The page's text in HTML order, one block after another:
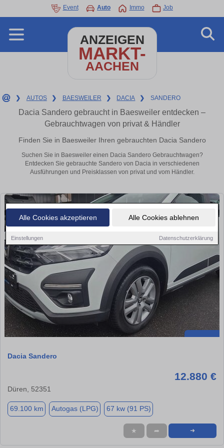
Alle Cookies akzeptieren Alle Cookies ablehnen
Einstellungen Datenschutzerklärung
Event Auto Immo Job
ANZEIGEN
MARKT-
AACHEN
❯ AUTOS ❯ BAESWEILER ❯ DACIA ❯ SANDERO
Dacia Sandero gebraucht in Baesweiler entdecken –
Gebrauchtwagen von privat & Händler
Finden Sie in Baesweiler Ihren gebrauchten Dacia Sandero
Suchen Sie in Baesweiler einen Dacia Sandero Gebrauchtwagen?
Entdecken Sie gebrauchte Sandero von Dacia in verschiedenen
Ausführungen und Preisklassen von privat und vom Händler.
Dacia Sandero
12.880 €
Düren, 52351
69.100 km Autogas (LPG) 67 kw (91 PS)
★ ➦ ➜